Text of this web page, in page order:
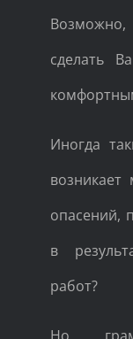
сделать
Иногда
опасений,
в
работ?